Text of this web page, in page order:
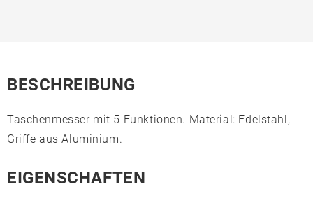
BESCHREIBUNG
Taschenmesser mit 5 Funktionen. Material: Edelstahl,
Griffe aus Aluminium.
EIGENSCHAFTEN